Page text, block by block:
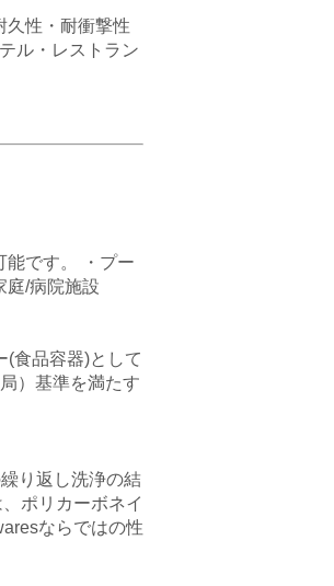
久性・耐衝撃性
ル・レストラン
能です。 ・プー
庭/病院施設
(食品容器)として
）基準を満たす
り返し洗浄の結
ポリカーボネイ
ならではの性